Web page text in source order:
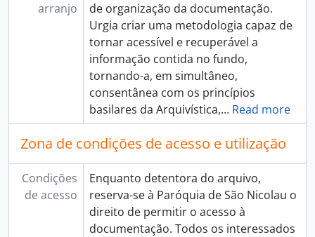
arranjo
de organização da documentação.
Urgia criar uma metodologia capaz de
tornar acessível e recuperável a
informação contida no fundo,
tornando-a, em simultâneo,
consentânea com os princípios
basilares da Arquivística,… Read more
Zona de condições de acesso e utilização
Condições
de acesso
Enquanto detentora do arquivo,
reserva-se à Paróquia de São Nicolau o
direito de permitir o acesso à
documentação. Todos os interessados